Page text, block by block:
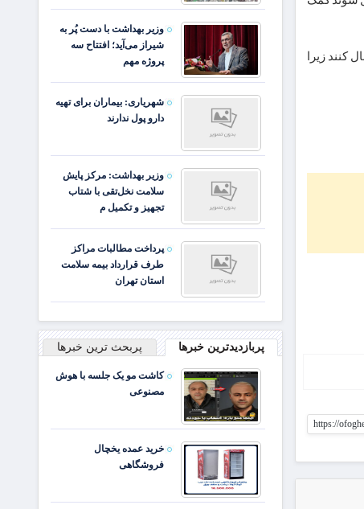
کنند زیرا
https://
وزیر بهداشت با دست پُر به
شیراز می‌آید؛ افتتاح سه
پروژه مهم
شهریاری: بیماران برای تهیه
دارو پول ندارند
وزیر بهداشت: مرکز پایش
سلامت نخل‌تقی با شتاب
تجهیز و تکمیل م
پرداخت مطالبات مراکز
طرف قرارداد بیمه سلامت
استان تهران
پربازدیدترین خبرها پربحث ترین خبرها
کاشت مو یک جلسه با هوش
مصنوعی
خرید عمده یخچال
فروشگاهی